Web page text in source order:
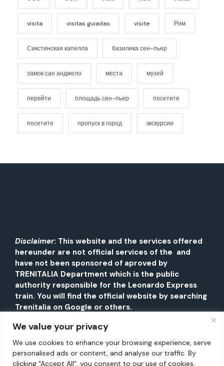
We value your privacy
We use cookies to enhance your browsing experience, serve
personalised ads or content, and analyse our traffic. By
clicking "Accept All", you consent to our use of cookies.
visita visitas guiadas visite Рим
Сикстинская капелла базилика сен-пьер
замок сан анджело места музей
перейти площадь сен-пьер посетите
посетите пропуск в город экскурсии
Disclaimer: This website and the services offered
hereunder are not official services of the and
have not been sponsored of aproved by
TRENITALIA Department which is the public
authority responsible for the Leonardo Express
train. You will find the official website by searching
Trenitalia on Google or others.